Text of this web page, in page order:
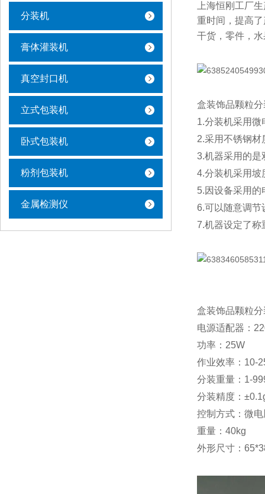
分装机
膏体灌装机
真空封口机
立式包装机
卧式包装机
粉剂包装机
金属检测仪
上海恒刚工厂
重时间，提高
干货，零件，
盒装饰品颗粒
1.分装机采用
2.采用不锈钢
3.机器采用的是
4.分装机采用坡
5.因设备采用
6.可以随意调节
7.机器设定了
盒装饰品颗粒
电源适配器：
功率：25W
作业效率：10-
分装重量：1-
分装精度：
控制方式：微
重量：40kg
外形尺寸：